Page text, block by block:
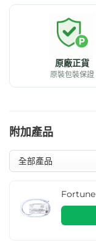
原廠正貨
原裝包裝保證
附加產品
Fortune